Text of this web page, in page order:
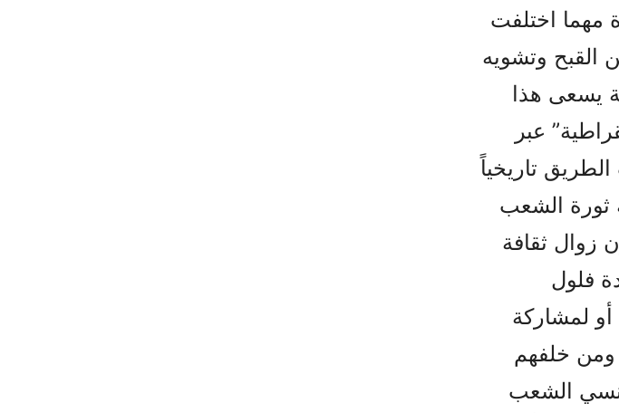
مهما اختلفت
القبح وتشويه
يسعى هذا
عبر
تاريخياً
ثورة الشعب
زوال ثقافة
فلول
أو لمشاركة
ومن خلفهم
نسي الشعب